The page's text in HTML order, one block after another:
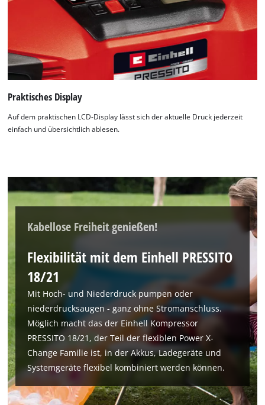
Wir benötigen deine Zustimmung, um
Google Maps laden zu können!
Praktisches Display
Auf dem praktischen LCD-Display lässt sich der aktuelle Druck jederzeit
einfach und übersichtlich ablesen.
Kabellose Freiheit genießen!
Flexibilität mit dem Einhell PRESSITO
18/21
Mit Hoch- und Niederdruck pumpen oder
niederdrucksaugen - ganz ohne Stromanschluss.
Möglich macht das der Einhell Kompressor
PRESSITO 18/21, der Teil der flexiblen Power X-
Change Familie ist, in der Akkus, Ladegeräte und
Systemgeräte flexibel kombiniert werden können.